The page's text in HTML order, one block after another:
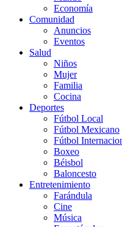
Economía
Comunidad
Anuncios
Eventos
Salud
Niños
Mujer
Familia
Cocina
Deportes
Fútbol Local
Fútbol Mexicano
Fútbol
Boxeo
Béisbol
Baloncesto
Entretenimiento
Farándula
Cine
Música